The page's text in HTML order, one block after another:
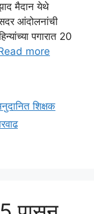
मैदान येथे
आंदोलनांची
पगारात 20
more
शिक्षक